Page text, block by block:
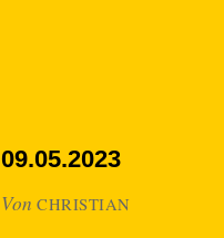
09.05.2023
Von CHRISTIAN